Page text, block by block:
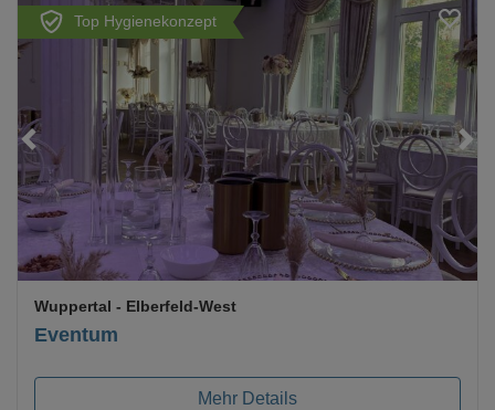
Top Hygienekonzept
Loading...
Eventum
Wuppertal - Elberfeld-West
Mehr Details